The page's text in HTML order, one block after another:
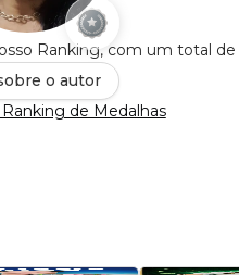
Ranking, com um total de
o autor
de Medalhas